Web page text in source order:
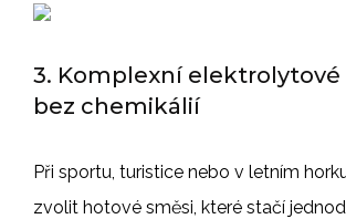
3. Komplexní elektrolytové
bez chemikálií
Při sportu, turistice nebo v letním
zvolit hotové směsi, které stačí